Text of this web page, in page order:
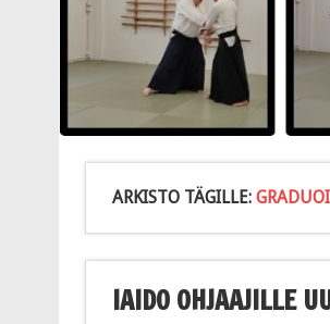
ARKISTO TÄGILLE:
IAIDO OHJAAJILLE